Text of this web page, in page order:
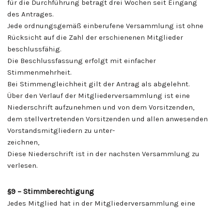
für die Durchführung betragt drei Wochen seit Eingang
des Antrages.
Jede ordnungsgemäß einberufene Versammlung ist ohne
Rücksicht auf die Zahl der erschienenen Mitglieder
beschlussfähig.
Die Beschlussfassung erfolgt mit einfacher
Stimmenmehrheit.
Bei Stimmengleichheit gilt der Antrag als abgelehnt.
Über den Verlauf der Mitgliederversammlung ist eine
Niederschrift aufzunehmen und von dem Vorsitzenden,
dem stellvertretenden Vorsitzenden und allen anwesenden
Vorstandsmitgliedern zu unter-
zeichnen,
Diese Niederschrift ist in der nachsten Versammlung zu
verlesen.
§9 – Stimmberechtigung
Jedes Mitglied hat in der Mitgliederversammlung eine